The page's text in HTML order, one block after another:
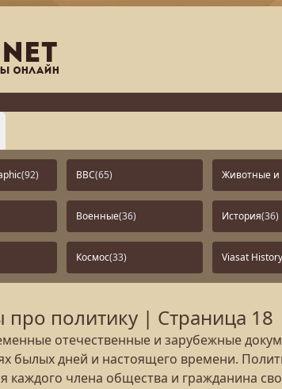
(92) BBC(65) Животные и
Военные(36) История(36)
Космос(33) Viasat History
политику | Страница 18
отечественные и зарубежные
былых дней и настоящего времени.
каждого члена общества и гражданина